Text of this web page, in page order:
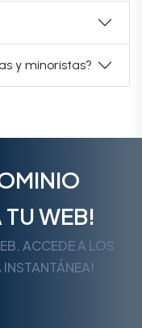
y minoristas?
TU WEB!
ACCEDE A LOS
INSTANTÁNEA!